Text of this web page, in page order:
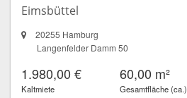
Eimsbüttel
20255 Hamburg
Langenfelder Damm 50
1.980,00 €
Kaltmiete
60,00 m²
Gesamtfläche (ca.)